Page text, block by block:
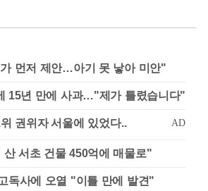
먼저 제안…아기 못 낳아 미안"
15년 만에 사과…"제가 틀렸습니다"
산 서초 건물 450억에 매물로"
독사에 오열 "이틀 만에 발견"